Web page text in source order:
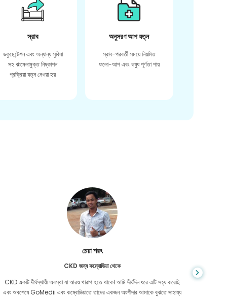
স্রাব
ডকুমেন্টেশন এবং অন্যান্য সুবিধা
সহ ঝামেলামুক্ত নিষ্কাশন
প্রক্রিয়া যত্ন নেওয়া হয়
অনুসরণ আপ যত্ন
স্রাব-পরবর্তী সময়ে নিয়মিত
ফলো-আপ এবং ওষুধ পূর্ণতা পায়
চেয়া শরৎ
CKD জন্য কম্বোডিয়া থেকে
CKD একটি দীর্ঘস্থায়ী অবস্থা যা আরও খারাপ হতে থাকে। আমি দীর্ঘদিন ধরে এটি সহ্য করেছি
এবং অবশেষে GoMedii এবং কম্বোডিয়াতে তাদের একজন অংশীদার আমাকে বুঝতে সাহায্য